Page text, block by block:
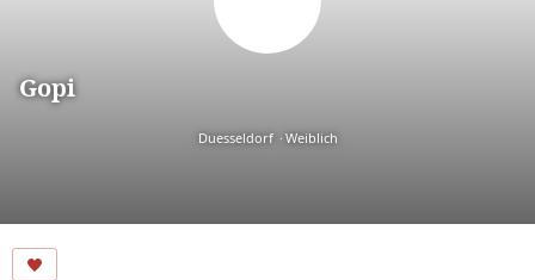
Gopi
Duesseldorf Weiblich